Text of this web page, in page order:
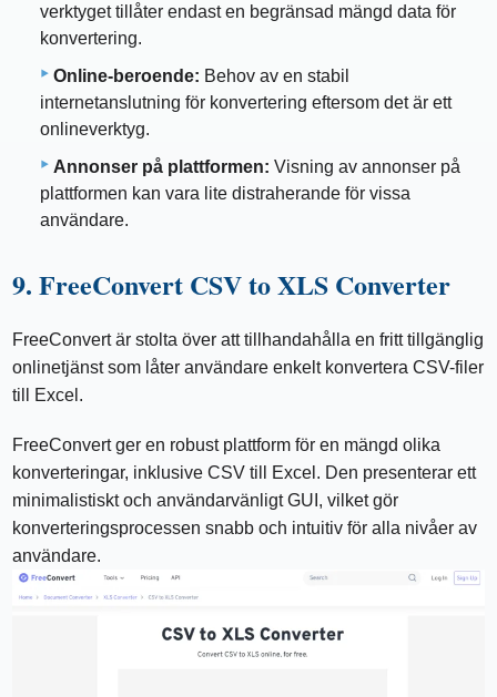
verktyget tillåter endast en begränsad mängd data för
konvertering.
Online-beroende: Behov av en stabil
internetanslutning för konvertering eftersom det är ett
onlineverktyg.
Annonser på plattformen: Visning av annonser på
plattformen kan vara lite distraherande för vissa
användare.
9. FreeConvert CSV to XLS Converter
FreeConvert är stolta över att tillhandahålla en fritt tillgänglig
onlinetjänst som låter användare enkelt konvertera CSV-filer
till Excel.
FreeConvert ger en robust plattform för en mängd olika
konverteringar, inklusive CSV till Excel. Den presenterar ett
minimalistiskt och användarvänligt GUI, vilket gör
konverteringsprocessen snabb och intuitiv för alla nivåer av
användare.